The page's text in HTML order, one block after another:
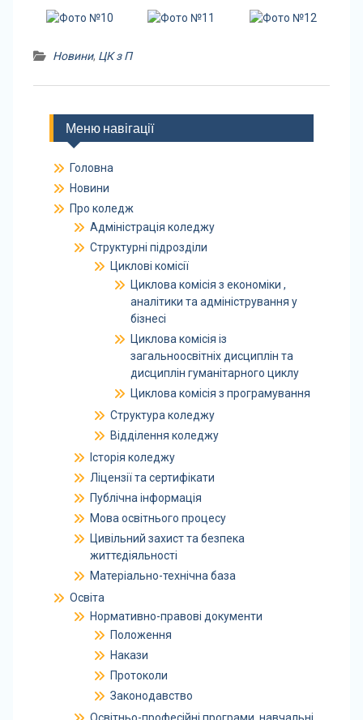
Новини, ЦК з П
Меню навігації
Головна
Новини
Про коледж
Адміністрація коледжу
Структурні підрозділи
Циклові комісії
Циклова комісія з економіки ,
аналітики та адміністрування у
бізнесі
Циклова комісія із
загальноосвітніх дисциплін та
дисциплін гуманітарного циклу
Циклова комісія з програмування
Структура коледжу
Відділення коледжу
Історія коледжу
Ліцензії та сертифікати
Публічна інформація
Мова освітнього процесу
Цивільний захист та безпека
життєдіяльності
Матеріально-технічна база
Освіта
Нормативно-правові документи
Положення
Накази
Протоколи
Законодавство